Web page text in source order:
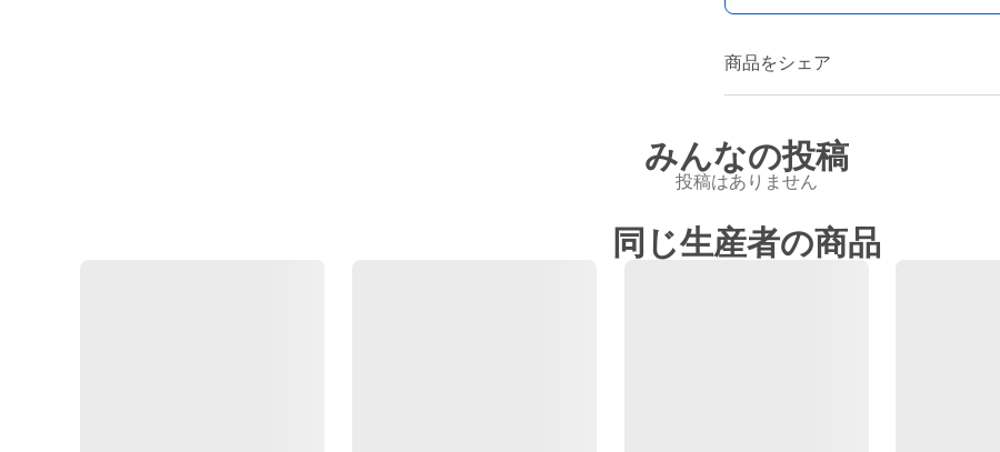
商品をシェア
みんなの投稿
投稿はありません
同じ生産者の商品